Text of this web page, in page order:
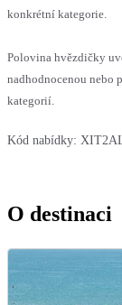
konkrétní kategorie.
Polovina hvězdičky
nadhodnocenou nebo
kategorií.
Kód nabídky:
O destinaci